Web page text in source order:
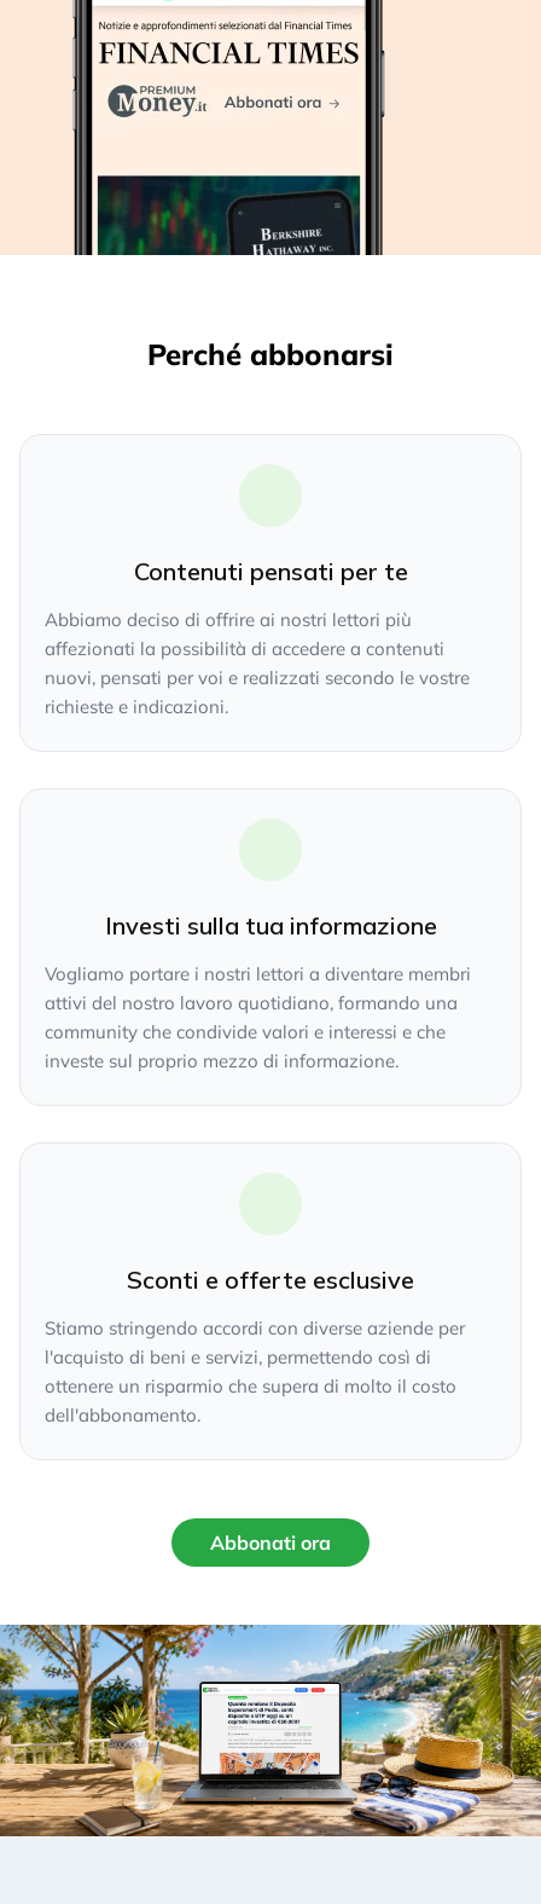
Perché abbonarsi
Contenuti pensati per te
Abbiamo deciso di offrire ai nostri lettori più
affezionati la possibilità di accedere a contenuti
nuovi, pensati per voi e realizzati secondo le vostre
richieste e indicazioni.
Investi sulla tua informazione
Vogliamo portare i nostri lettori a diventare membri
attivi del nostro lavoro quotidiano, formando una
community che condivide valori e interessi e che
investe sul proprio mezzo di informazione.
Sconti e offerte esclusive
Stiamo stringendo accordi con diverse aziende per
l'acquisto di beni e servizi, permettendo così di
ottenere un risparmio che supera di molto il costo
dell'abbonamento.
Abbonati ora